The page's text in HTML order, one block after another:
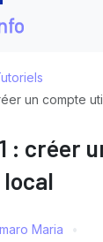
un compte
: créer
Maria